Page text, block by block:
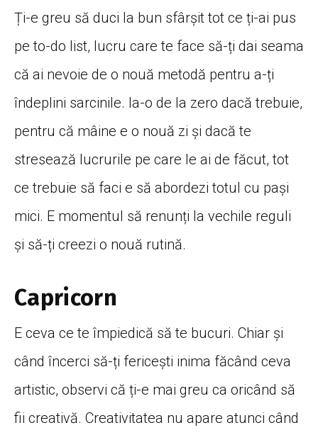
Ți-e greu să duci la bun sfârșit tot ce ți-ai pus
pe to-do list, lucru care te face să-ți dai seama
că ai nevoie de o nouă metodă pentru a-ți
îndeplini sarcinile. Ia-o de la zero dacă trebuie,
pentru că mâine e o nouă zi și dacă te
stresează lucrurile pe care le ai de făcut, tot
ce trebuie să faci e să abordezi totul cu pași
mici. E momentul să renunți la vechile reguli
și să-ți creezi o nouă rutină.
Capricorn
E ceva ce te împiedică să te bucuri. Chiar și
când încerci să-ți fericești inima făcând ceva
artistic, observi că ți-e mai greu ca oricând să
fii creativă. Creativitatea nu apare atunci când